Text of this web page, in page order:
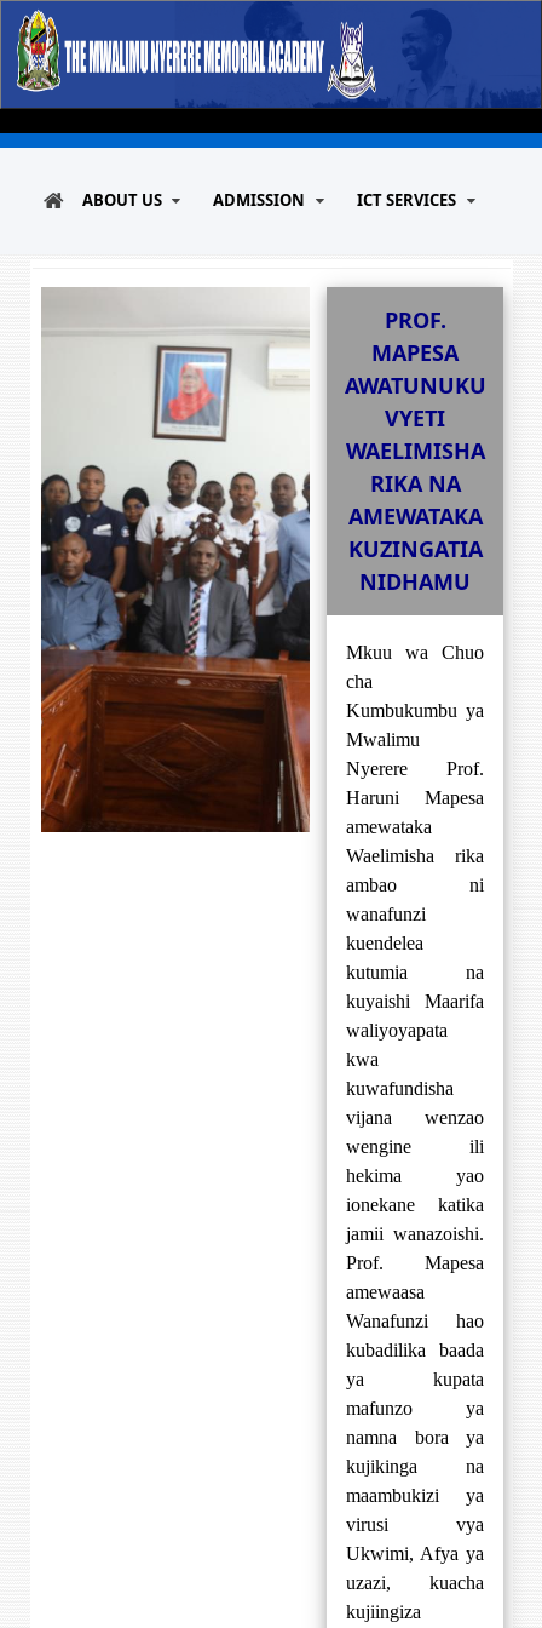
ABOUT US ADMISSION ICT SERVICES
PROF.
MAPESA
AWATUNUKU
VYETI
WAELIMISHA
RIKA NA
AMEWATAKA
KUZINGATIA
NIDHAMU
Mkuu wa Chuo
cha
Kumbukumbu ya
Mwalimu
Nyerere Prof.
Haruni Mapesa
amewataka
Waelimisha rika
ambao ni
wanafunzi
kuendelea
kutumia na
kuyaishi Maarifa
waliyoyapata
kwa
kuwafundisha
vijana wenzao
wengine ili
hekima yao
ionekane katika
jamii wanazoishi.
Prof. Mapesa
amewaasa
Wanafunzi hao
kubadilika baada
ya kupata
mafunzo ya
namna bora ya
kujikinga na
maambukizi ya
virusi vya
Ukwimi, Afya ya
uzazi, kuacha
kujiingiza